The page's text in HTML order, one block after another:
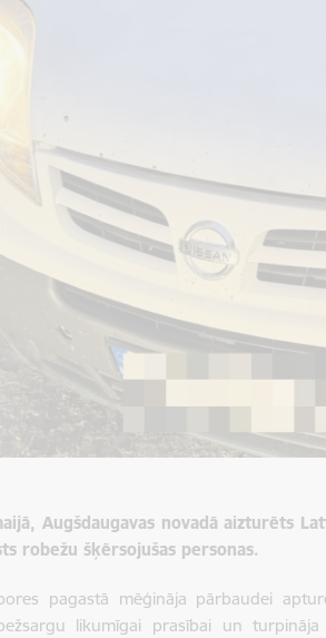
Augšdaugavas novadā aizturēts
robežu šķērsojušas personas.
pagastā mēģināja pārbaudei
likumīgai prasībai un